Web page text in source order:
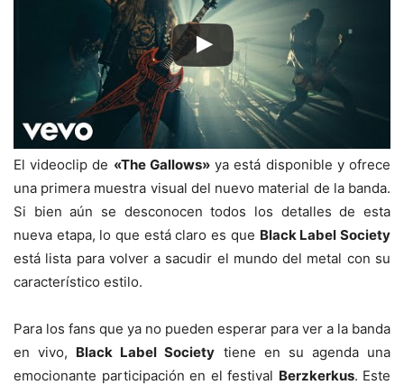
El videoclip de «The Gallows»ya está disponible y ofrece
una primera muestra visual del nuevo material de la banda.
Si bien aún se desconocen todos los detalles de esta
nueva etapa, lo que está claro es que Black Label Society
está lista para volver a sacudir el mundo del metal con su
característico estilo.
Para los fans que ya no pueden esperar para ver a la banda
en vivo, Black Label Society tiene en su agenda una
emocionante participación en el festival Berzkerkus. Este